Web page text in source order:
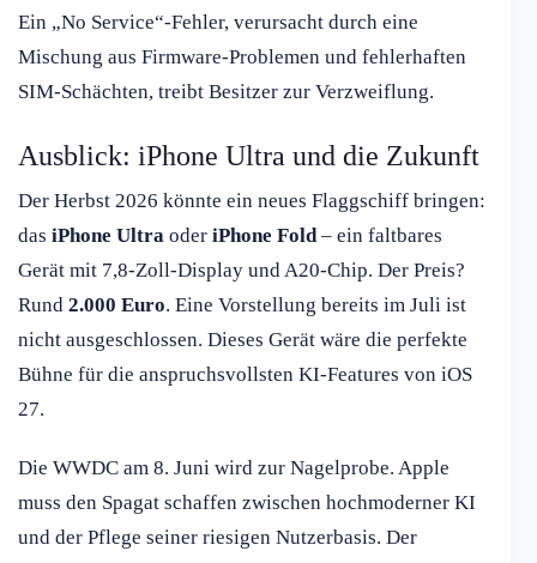
Ein „No Service“-Fehler, verursacht durch eine
Mischung aus Firmware-Problemen und fehlerhaften
SIM-Schächten, treibt Besitzer zur Verzweiflung.
Ausblick: iPhone Ultra und die Zukunft
Der Herbst 2026 könnte ein neues Flaggschiff bringen:
das iPhone Ultra oder iPhone Fold – ein faltbares
Gerät mit 7,8-Zoll-Display und A20-Chip. Der Preis?
Rund 2.000 Euro. Eine Vorstellung bereits im Juli ist
nicht ausgeschlossen. Dieses Gerät wäre die perfekte
Bühne für die anspruchsvollsten KI-Features von iOS
27.
Die WWDC am 8. Juni wird zur Nagelprobe. Apple
muss den Spagat schaffen zwischen hochmoderner KI
und der Pflege seiner riesigen Nutzerbasis. Der